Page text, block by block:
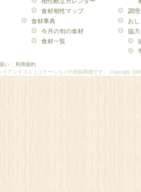
食材相性マップ
食材事典
今月の旬の食材
食材一覧
調
お
協力
い
利用規約
クアンドコミュニケーションの登録商標です。 Copyright